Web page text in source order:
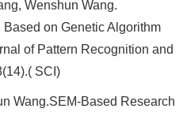
Wenshun Wang.
on Genetic Algorithm
of Pattern Recognition and
SCI)
Wang.SEM-Based Research